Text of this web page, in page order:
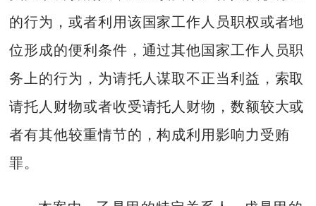
的行为，或者利用该国家工作人员职权或者地
位形成的便利条件，通过其他国家工作人员职
务上的行为，为请托人谋取不正当利益，索取
请托人财物或者收受请托人财物，数额较大或
者有其他较重情节的，构成利用影响力受贿
罪。